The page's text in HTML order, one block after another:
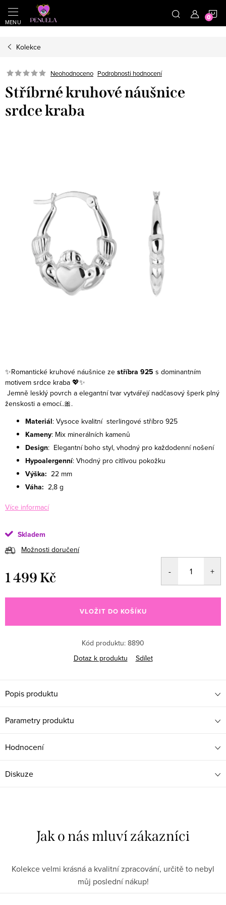
https://cz.pinterest.com/shoppenuela/
Přejít na obsah
Kolekce
Neohodnoceno Podrobnosti hodnocení
Stříbrné kruhové náušnice
srdce kraba
✨Romantické kruhové náušnice ze stříbra 925 s dominantním
motivem srdce kraba 💖✨
Jemně lesklý povrch a elegantní tvar vytvářejí nadčasový šperk plný
ženskosti a emocí..🎀.
Materiál: Vysoce kvalitní sterlingové stříbro 925
Kameny: Mix minerálních kamenů
Design: Elegantní boho styl, vhodný pro každodenní nošení
Hypoalergenní: Vhodný pro citlivou pokožku
Výška: 22 mm
Váha: 2,8 g
Více informací
Skladem
Možnosti doručení
1 499 Kč
VLOŽIT DO KOŠÍKU
Kód produktu: 8890
Dotaz k produktu
Sdílet
Popis produktu
Parametry produktu
Hodnocení
Diskuze
Kolekce velmi krásná a kvalitní zpracování, určitě to nebyl
můj poslední nákup!